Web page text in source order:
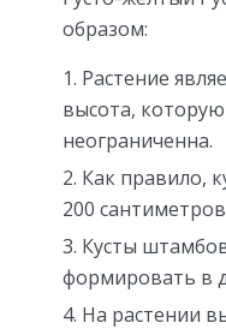
образом:
Растение
высота,
неограниченна.
Как правило,
200
Кусты
формировать в
На растении